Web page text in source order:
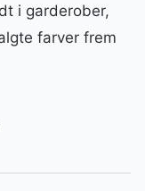
i garderober,
farver frem